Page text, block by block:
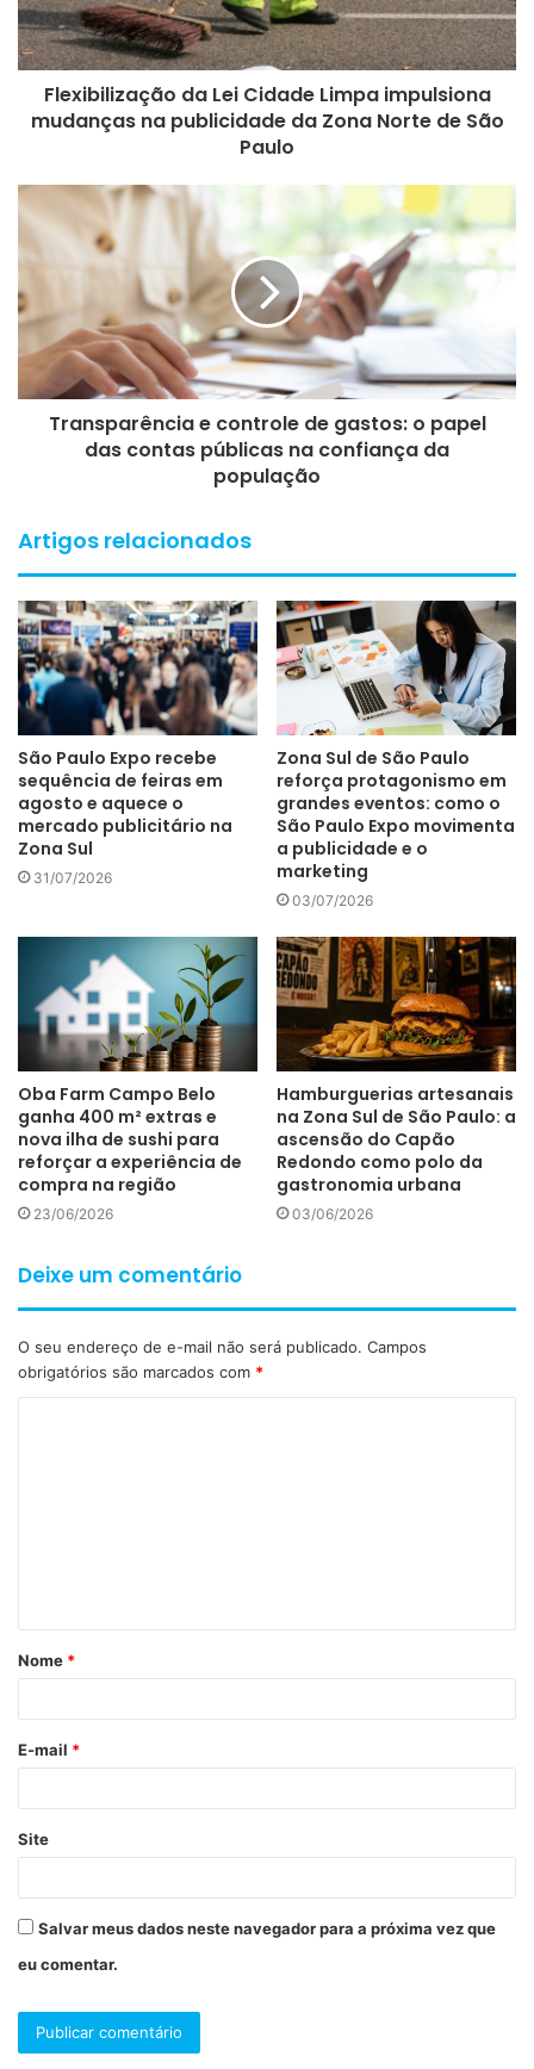
Flexibilização da Lei Cidade Limpa impulsiona
mudanças na publicidade da Zona Norte de São
Paulo
Transparência e controle de gastos: o papel
das contas públicas na confiança da
população
Artigos relacionados
São Paulo Expo recebe
sequência de feiras em
agosto e aquece o
mercado publicitário na
Zona Sul
31/07/2026
Zona Sul de São Paulo
reforça protagonismo em
grandes eventos: como o
São Paulo Expo movimenta
a publicidade e o
marketing
03/07/2026
Oba Farm Campo Belo
ganha 400 m² extras e
nova ilha de sushi para
reforçar a experiência de
compra na região
23/06/2026
Hamburguerias artesanais
na Zona Sul de São Paulo: a
ascensão do Capão
Redondo como polo da
gastronomia urbana
03/06/2026
Deixe um comentário
O seu endereço de e-mail não será publicado. Campos
obrigatórios são marcados com *
á
r
*
Nome *
E-mail *
Site
Salvar meus dados neste navegador para a próxima vez que
eu comentar.